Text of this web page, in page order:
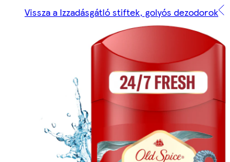
Vissza a Izzadásgátló stiftek, golyós dezodorok